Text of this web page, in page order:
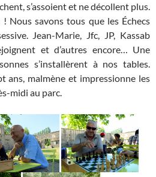
s’assoient et ne décollent plus.
Nous savons tous que les Échecs
Jean-Marie, Jfc, JP, Kassab
et d’autres encore… Une
s’installèrent à nos tables.
ans, malmène et impressionne les
midi au parc.